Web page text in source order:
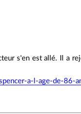
s'en est allé. Il a
a-l-age-de-86-